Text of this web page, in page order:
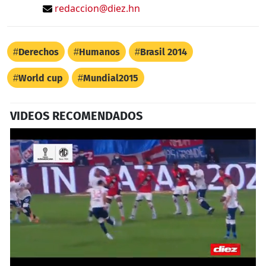
redaccion@diez.hn
Derechos Humanos Brasil 2014
World cup Mundial2015
VIDEOS RECOMENDADOS